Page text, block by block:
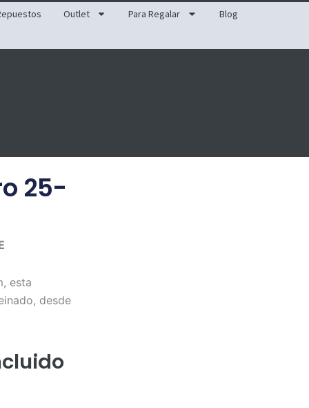
Outlet Para Regalar
Blog
25-
esta
desde